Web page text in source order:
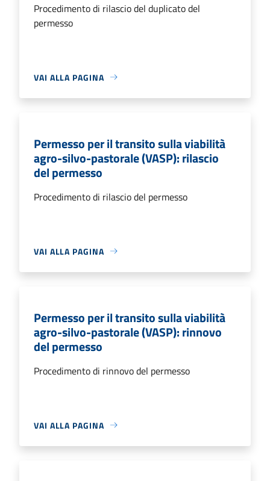
Procedimento di rilascio del duplicato del
permesso
VAI ALLA PAGINA
Permesso per il transito sulla viabilità
agro-silvo-pastorale (VASP): rilascio
del permesso
Procedimento di rilascio del permesso
VAI ALLA PAGINA
Permesso per il transito sulla viabilità
agro-silvo-pastorale (VASP): rinnovo
del permesso
Procedimento di rinnovo del permesso
VAI ALLA PAGINA